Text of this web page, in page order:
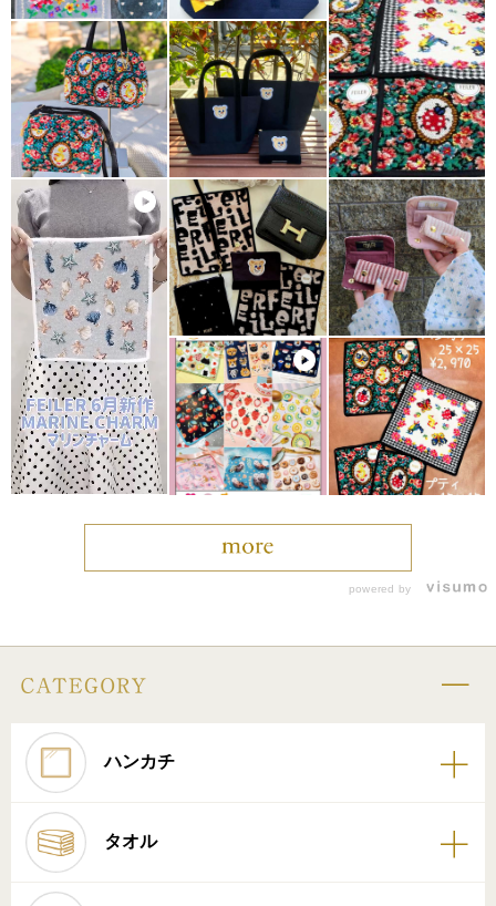
powered by
ハンカチ
タオル